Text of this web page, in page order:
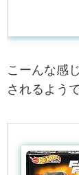
こーんな感
されるようで